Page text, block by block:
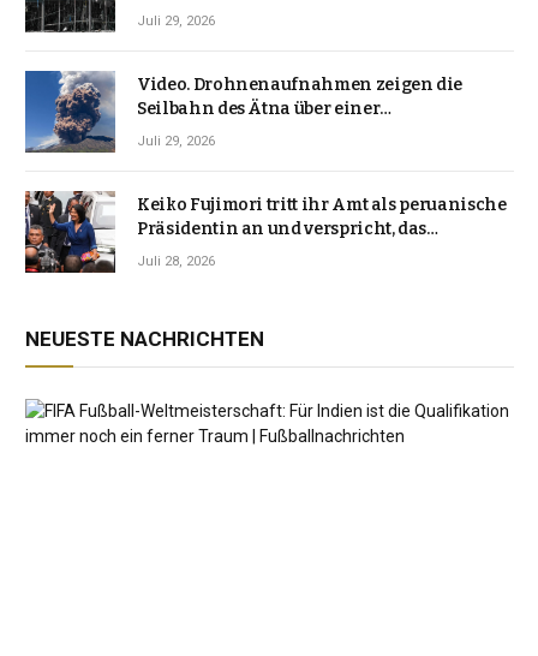
Japan erschütterten, ungewöhnlich ist
Juli 29, 2026
Video. Drohnenaufnahmen zeigen die
Seilbahn des Ätna über einer
Vulkanlandschaft
Juli 29, 2026
Keiko Fujimori tritt ihr Amt als peruanische
Präsidentin an und verspricht, das
Jahrzehnt der Instabilität zu beenden
Juli 28, 2026
NEUESTE NACHRICHTEN